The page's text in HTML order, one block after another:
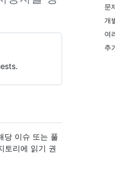
문
개
여
추
당 이슈 또는 풀
토리에 읽기 권